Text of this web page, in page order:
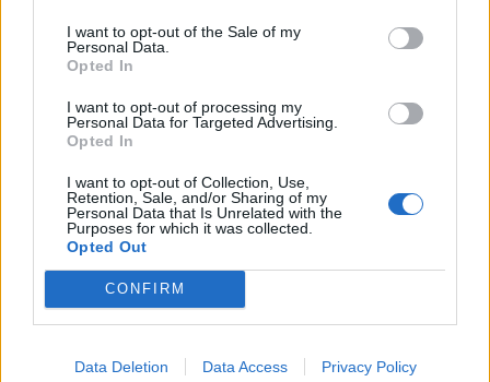
I want to opt-out of the Sale of my
Personal Data.
Opted In
I want to opt-out of processing my
Personal Data for Targeted Advertising.
Opted In
I want to opt-out of Collection, Use,
Retention, Sale, and/or Sharing of my
Personal Data that Is Unrelated with the
Purposes for which it was collected.
Opted Out
CONFIRM
Data Deletion Data Access Privacy Policy
Λιονέλ Μέσι: Πέθανε ο πατέρας του
Ιός Δυτικού Νείλου: Έως τον Οκτώβριο η έξαρση των
αγνοήσουμε
15:03
για φωτιά στα Νέα Ρούματα
Θρίλερ στον Λυκαβηττό: Σε 57χρονη γυναίκα από την